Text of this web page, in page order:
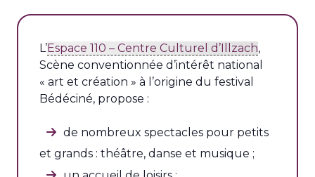
L’Espace 110 – Centre Culturel d’Illzach,
Scène conventionnée d’intérêt national
« art et création » à l’origine du festival
Bédéciné, propose :
de nombreux spectacles pour petits
et grands : théâtre, danse et musique ;